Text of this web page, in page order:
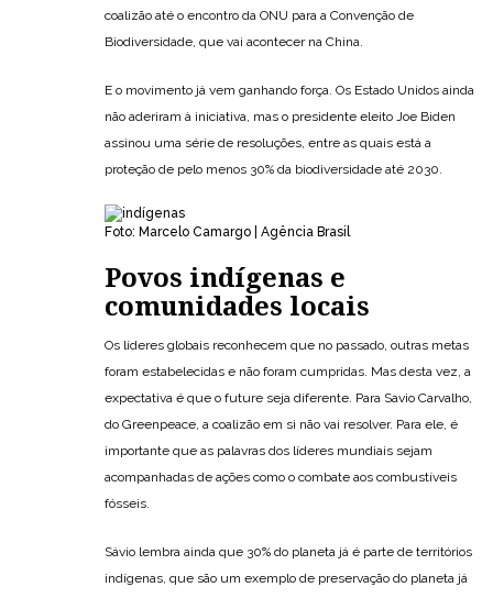
coalizão até o encontro da ONU para a Convenção de
Biodiversidade, que vai acontecer na China.
E o movimento já vem ganhando força. Os Estado Unidos ainda
não aderiram à iniciativa, mas o presidente eleito Joe Biden
assinou uma série de resoluções, entre as quais está a
proteção de pelo menos 30% da biodiversidade até 2030.
Foto: Marcelo Camargo | Agência Brasil
Povos indígenas e
comunidades locais
Os líderes globais reconhecem que no passado, outras metas
foram estabelecidas e não foram cumpridas. Mas desta vez, a
expectativa é que o future seja diferente. Para Savio Carvalho,
do Greenpeace, a coalizão em si não vai resolver. Para ele, é
importante que as palavras dos líderes mundiais sejam
acompanhadas de ações como o combate aos combustíveis
fósseis.
Sávio lembra ainda que 30% do planeta já é parte de territórios
indígenas, que são um exemplo de preservação do planeta já